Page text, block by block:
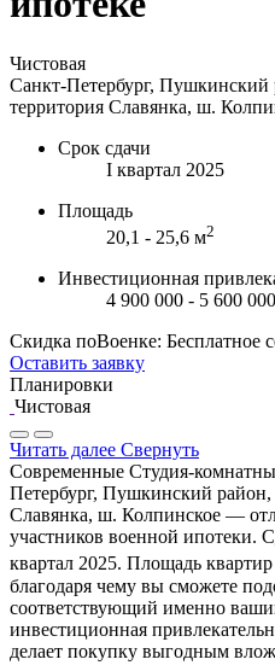
Чистовая
Санкт-Петербург,
территория Славянка, ш.
Срок сдачи
I квартал 2025
Площадь
20,1 - 25,6 м2
Инвестиционная
4 900 000 - 5 600 000
Скидка поВоенке: Бесплатное
Оставить заявку
Планировки
Чистовая
Читать далее Свернуть
Современные Студия-
Петербург, Пушкинский
Славянка, ш. Колпинское —
участников военной ипотеки.
квартал 2025. Площадь
благодаря чему вы сможете
соответствующий именно
инвестиционная
делает покупку выгодным